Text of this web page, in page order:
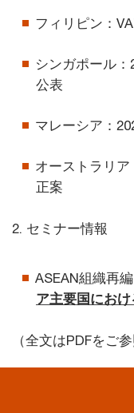
フィリピン：
シンガポール
公表
マレーシア：
オーストラリ
正案
2. セミナー情報
ASEAN組織再
ア主要国にお
（全文はPDFをご